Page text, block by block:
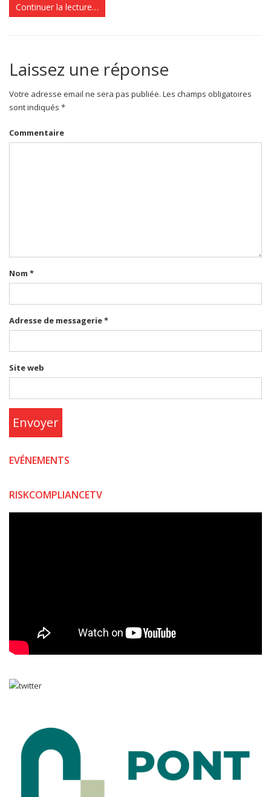
Continuer la lecture…
Laissez une réponse
Votre adresse email ne sera pas publiée. Les champs obligatoires
sont indiqués *
Commentaire
Nom *
Adresse de messagerie*
Site web
Envoyer
EVÉNEMENTS
RISKCOMPLIANCETV